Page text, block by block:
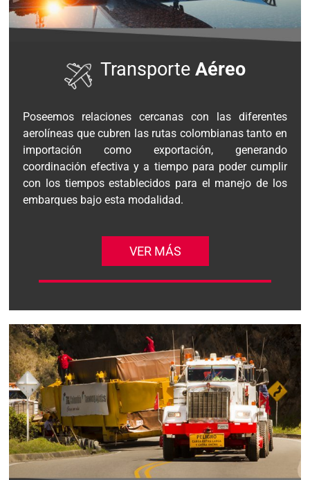
Transporte Aéreo
Poseemos relaciones cercanas con las diferentes
aerolíneas que cubren las rutas colombianas tanto en
importación como exportación, generando
coordinación efectiva y a tiempo para poder cumplir
con los tiempos establecidos para el manejo de los
embarques bajo esta modalidad.
VER MÁS